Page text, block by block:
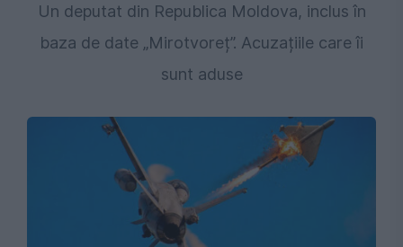
Un deputat din Republica Moldova, inclus în
baza de date „Mirotvoreț”. Acuzațiile care îi
sunt aduse